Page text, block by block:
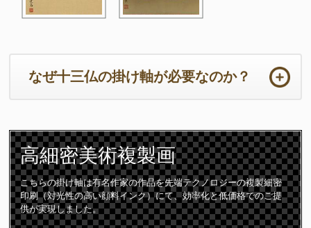
なぜ十三仏の掛け軸が必要なのか？
かと存じます。法要の本来の目的において重要なのは供養するため
のご住職の読経や仏壇です。仏壇周りは一番大切な所となります。
ご住職はじめ参列者が注目される場所となりますので仏壇仏具や床
の間の掛け軸は特に配慮が必要となります。
十三仏の掛け軸は初七日から三十三回忌までの合計「十三回の追善
供養」をつかさどる守護仏です。故人は十三の仏様に見守られなが
高細密美術複製画
こちらの掛け軸は有名作家の作品を先端テクノロジーの複製細密
印刷（対光性の高い顔料インク）にて、効率化と低価格でのご提
供が実現しました。